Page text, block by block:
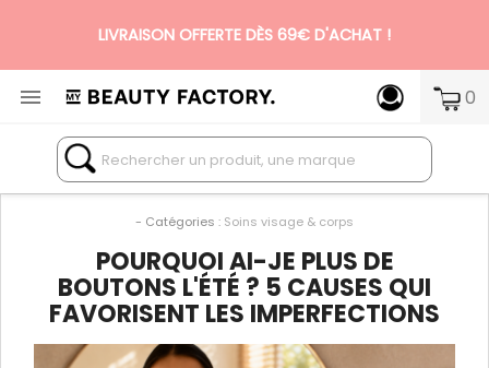
LIVRAISON OFFERTE DÈS 69€ D'ACHAT !
N°1 DES BOX BEAUTÉ PREMIUM SANS ENGAGEMENT
 0
- Catégories : Soins visage & corps
POURQUOI AI-JE PLUS DE
BOUTONS L'ÉTÉ ? 5 CAUSES QUI
FAVORISENT LES IMPERFECTIONS